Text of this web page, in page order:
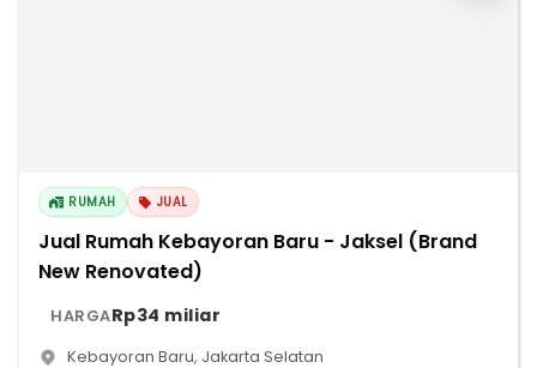
RUMAH JUAL
Jual Rumah Kebayoran Baru - Jaksel (Brand
New Renovated)
HARGARp34 miliar
Kebayoran Baru, Jakarta Selatan